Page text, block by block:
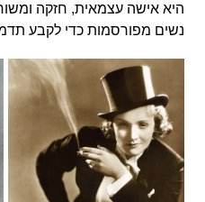
היא אישה עצמאית, חזקה
נשים מפורסמות כדי לקבע